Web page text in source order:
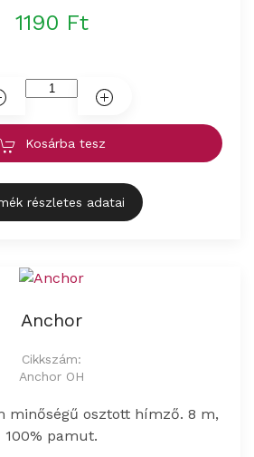
1190 Ft
Kosárba tesz
részletes adatai
Anchor
Cikkszám:
Anchor OH
minőségű osztott hímző. 8 m,
100% pamut.